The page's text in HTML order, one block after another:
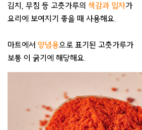
김치, 무침 등 고춧가루의 색감과 입자가
요리에 보여지기 좋을 때 사용해요.
마트에서 양념용으로 표기된 고춧가루가
보통 이 굵기에 해당해요.